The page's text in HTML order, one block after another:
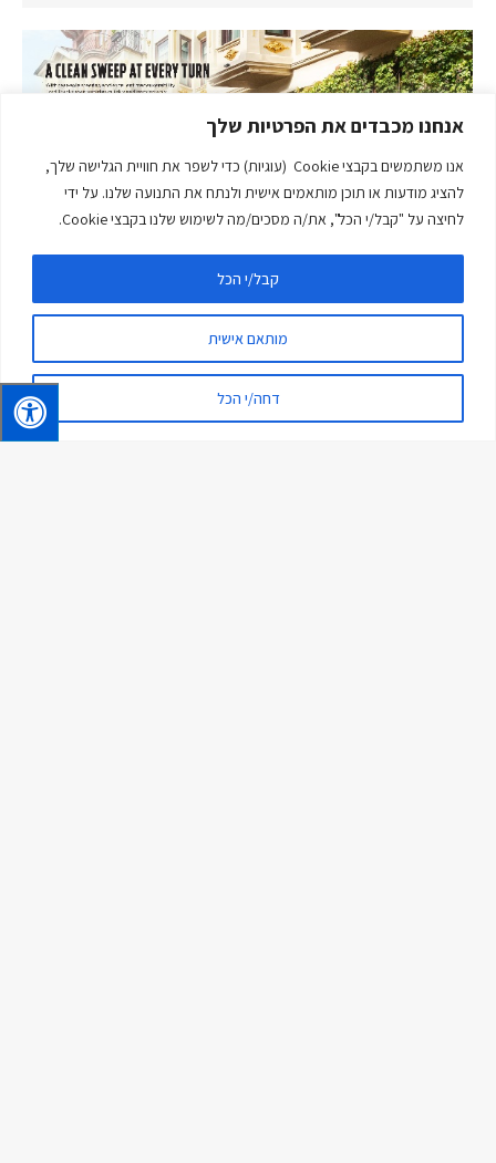
אנחנו מכבדים את הפרטיות שלך
אנו משתמשים בקבצי Cookie (עוגיות) כדי לשפר את חוויית הגלישה שלך,
להציג מודעות או תוכן מותאמים אישית ולנתח את התנועה שלנו. על ידי
לחיצה על "קבל/י הכל", את/ה מסכים/מה לשימוש שלנו בקבצי Cookie.
מותאם אישית
דחה/י הכל
קבל/י הכל
סרן אחורי מהוגה אופציונלי
חדשות ועדכונים ByAssaf 27 באפריל 2021